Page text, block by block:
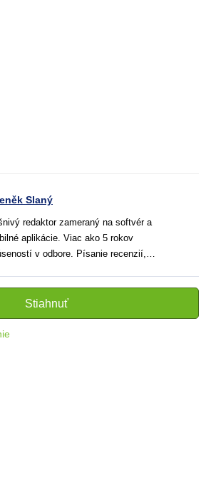
Slaný
redaktor zameraný na softvér a
aplikácie. Viac ako 5 rokov
v odbore. Písanie recenzií,
textov, ktoré pomáhajú
lepšie porozumieť a využiť moderné
Stiahnuť